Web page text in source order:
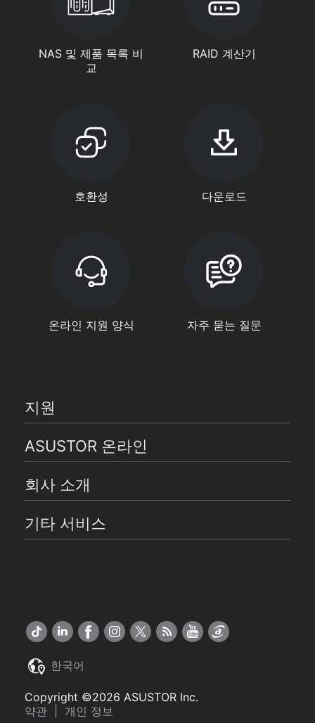
NAS 및 제품 목록 비
교
RAID 계산기
호환성 다운로드
온라인 지원 양식 자주 묻는 질문
지원
ASUSTOR 온라인
회사 소개
기타 서비스
한국어
Copyright ©2026 ASUSTOR Inc.
약관
개인 정보